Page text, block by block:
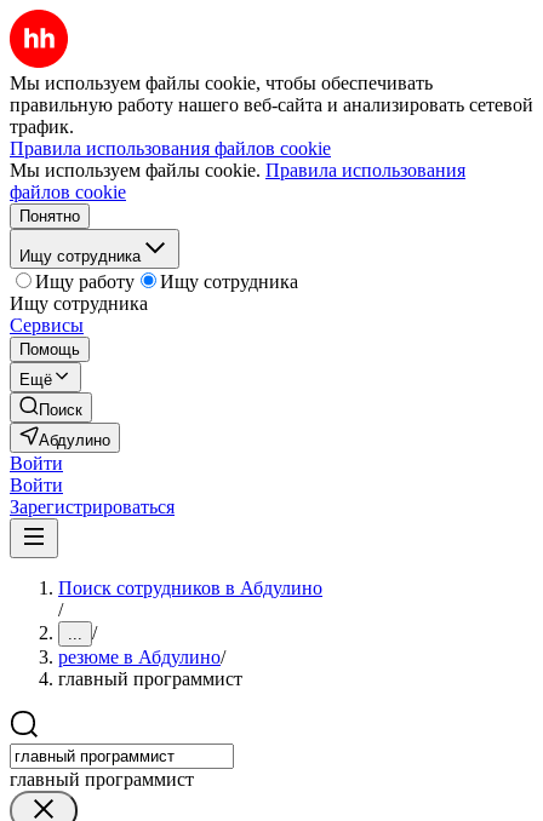
Мы используем файлы cookie, чтобы обеспечивать
правильную работу нашего веб-сайта и анализировать сетевой
трафик.
Правила использования файлов cookie
Мы используем файлы cookie. Правила использования
файлов cookie
Понятно
Ищу сотрудника
Ищу работу
Ищу сотрудника
Ищу сотрудника
Сервисы
Помощь
Ещё
Поиск
Абдулино
Войти
Войти
Зарегистрироваться
Поиск сотрудников в Абдулино
/
... /
резюме в Абдулино/
главный программист
главный программист